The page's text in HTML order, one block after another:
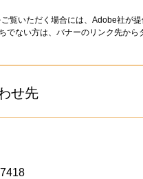
覧いただく場合には、Adobe社が
でない方は、バナーのリンク先から
せ先